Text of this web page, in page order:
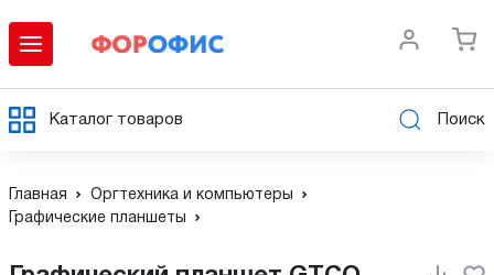
Каталог товаров Поиск
Главная
Оргтехника и компьютеры
Графические планшеты